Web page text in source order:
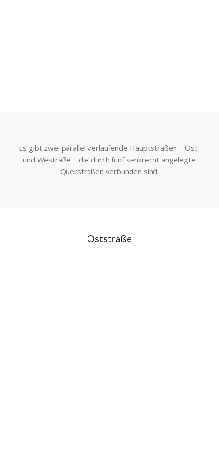
Es gibt zwei parallel verlaufende Hauptstraßen – Ost-
und Westraße – die durch fünf senkrecht angelegte
Querstraßen verbunden sind.
Oststraße